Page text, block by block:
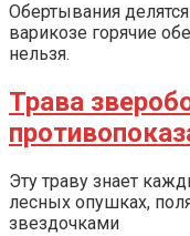
Обертывания
варикозе горячие
нельзя.
Трава
Эту траву знает
лесных опушках,
звездочками